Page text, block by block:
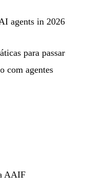
agents in 2026
para passar
com agentes
AAIF